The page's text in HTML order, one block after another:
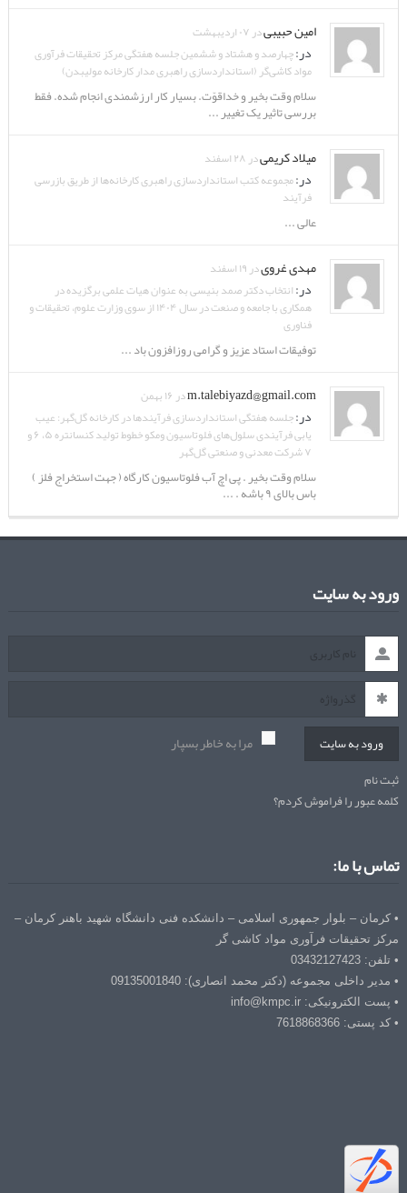
امین حبیبیدر ۰۷ اردیبهشت
در:چهارصد و هشتاد و ششمین جلسه هفتگی مرکز تحقیقات فرآوری
مواد کاشی‌گر (استانداردسازی راهبری مدار کارخانه مولیبدن)
سلام وقت بخیر و خداقوّت. بسیار کار ارزشمندی انجام شده. فقط
بررسی تاثیر یک تغییر ...
میلاد کریمیدر ۲۸ اسفند
در:مجموعه کتب استانداردسازی راهبری کارخانه‌ها از طریق بازرسی
فرآیند
عالی ...
مهدی غرویدر ۱۹ اسفند
در:انتخاب دکتر صمد بنیسی به عنوان هیات علمی برگزیده در
همکاری با جامعه و صنعت در سال ۱۴۰۴ از سوی وزارت علوم، تحقیقات و
فناوری
توفیقات استاد عزیز و گرامی روزافزون باد ...
m.talebiyazd@gmail.comدر ۱۶ بهمن
در:جلسه هفتگی استانداردسازی فرآیندها در کارخانه گل‌گهر: عیب
یابی فرآیندی سلول‌های فلوتاسیون ومکو خطوط تولید کنسانتره ۵، ۶ و
۷ شرکت معدنی و صنعتی گل‌گهر
سلام وقت بخیر . پی اچ آب فلوتاسیون کارگاه ( جهت استخراج فلز )
باس بالای ۹ باشه . ...
ورود به سایت
ورود به سایت مرا به خاطر بسپار
ثبت نام
کلمه عبور را فراموش کردم؟
تماس با ما:
• کرمان – بلوار جمهوری اسلامی – دانشکده فنی دانشگاه شهید باهنر کرمان –
مرکز تحقیقات فرآوری مواد کاشی گر
• تلفن: 03432127423
• مدیر داخلی مجموعه (دکتر محمد انصاری): 09135001840
• پست الکترونیکی: info@kmpc.ir
• کد پستی: 7618868366